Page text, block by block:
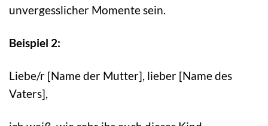
unvergesslicher Momente sein.
Beispiel 2:
Liebe/r [Name der Mutter], lieber [Name des
Vaters],